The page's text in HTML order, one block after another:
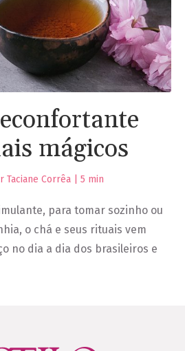
mágicos
Taciane Corrêa | 5 min
para tomar sozinho ou
o chá e seus rituais vem
no dia a dia dos brasileiros e